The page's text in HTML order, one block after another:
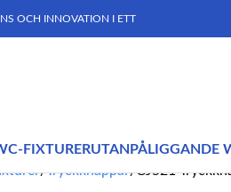
OCH INNOVATION I ETT
FIXTURERUTANPÅLIGGANDE
Tryckknappar CJ521